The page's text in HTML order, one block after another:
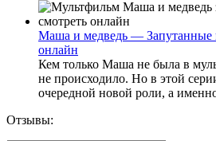
Маша и медведь — Запутанные
онлайн
Кем только Маша не была в
не происходило. Но в этой
очередной новой роли, а
Отзывы: